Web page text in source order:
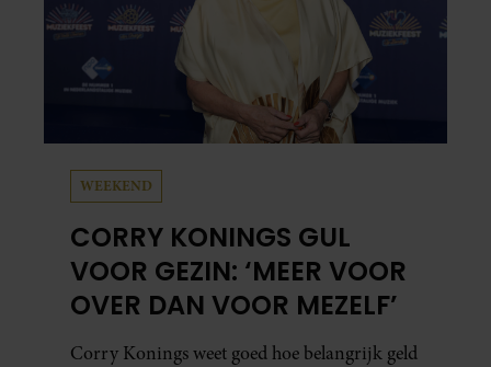
WEEKEND
CORRY KONINGS GUL
VOOR GEZIN: ‘MEER VOOR
OVER DAN VOOR MEZELF’
Corry Konings weet goed hoe belangrijk geld